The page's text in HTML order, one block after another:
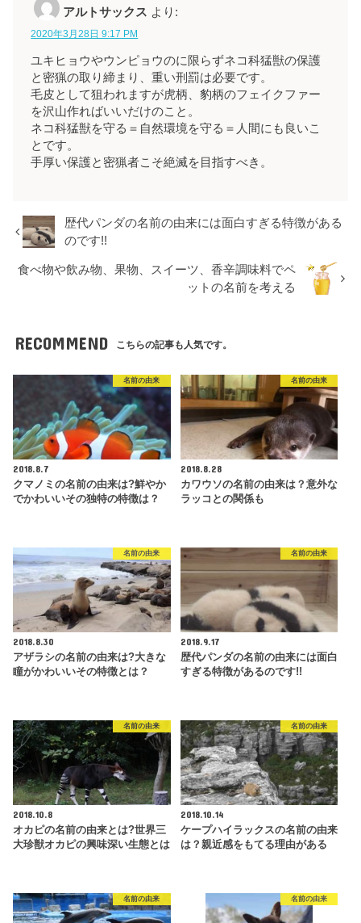
アルトサックス より:
2020年3月28日 9:17 PM
ユキヒョウやウンピョウのに限らずネコ科猛獣の保護
と密猟の取り締まり、重い刑罰は必要です。
毛皮として狙われますが虎柄、豹柄のフェイクファー
を沢山作ればいいだけのこと。
ネコ科猛獣を守る＝自然環境を守る＝人間にも良いこ
とです。
手厚い保護と密猟者こそ絶滅を目指すべき。
歴代パンダの名前の由来には面白すぎる特徴がある
のです!!
食べ物や飲み物、果物、スイーツ、香辛調味料でペ
ットの名前を考える
RECOMMEND こちらの記事も人気です。
名前の由来
2018.8.7
クマノミの名前の由来は?鮮やか
でかわいいその独特の特徴は？
名前の由来
2018.8.28
カワウソの名前の由来は？意外な
ラッコとの関係も
名前の由来
2018.8.30
アザラシの名前の由来は?大きな
瞳がかわいいその特徴とは？
名前の由来
2018.9.17
歴代パンダの名前の由来には面白
すぎる特徴があるのです!!
名前の由来
2018.10.8
オカピの名前の由来とは?世界三
大珍獣オカピの興味深い生態とは
名前の由来
2018.10.14
ケープハイラックスの名前の由来
は？親近感をもてる理由がある
名前の由来 名前の由来